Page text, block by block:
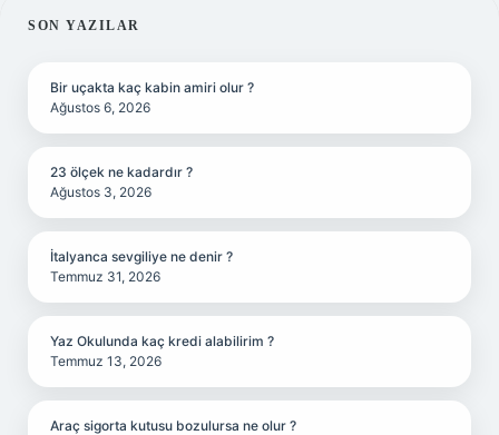
SIDEBAR
SON YAZILAR
Bir uçakta kaç kabin amiri olur ?
Ağustos 6, 2026
23 ölçek ne kadardır ?
Ağustos 3, 2026
İtalyanca sevgiliye ne denir ?
Temmuz 31, 2026
Yaz Okulunda kaç kredi alabilirim ?
Temmuz 13, 2026
Araç sigorta kutusu bozulursa ne olur ?